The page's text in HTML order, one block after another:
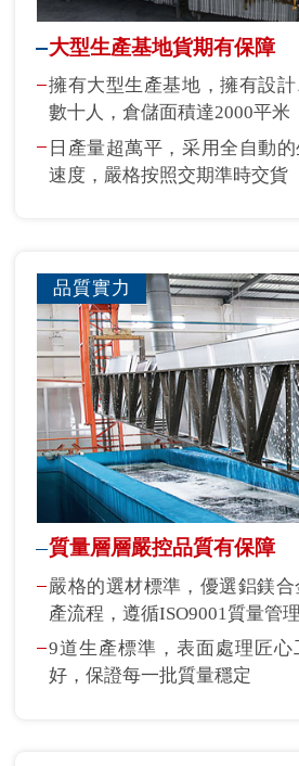
大型生產基地貨期有保障
擁有大型生產基地，擁有設
數十人，倉儲面積達2000平米
日產量超萬平，采用全自動
速度，嚴格按照交期準時交貨
品質實力
質量層層嚴控品質有保障
嚴格的選材標準，優選鋁鎂合
產流程，遵循ISO9001質量管
9道生產標準，表面處理匠
好，保證每一批質量穩定